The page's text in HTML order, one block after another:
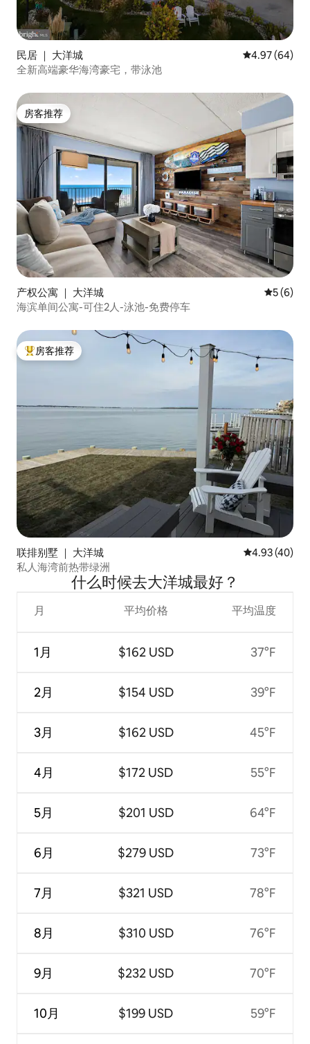
民居 ｜ 大洋城 平均评分 4.97
4.97 (64)
全新高端豪华海湾豪宅，带泳池
房客推荐
房客推荐
产权公寓 ｜ 大洋城 平均评分
5 (6)
海滨单间公寓-可住2人-泳池-免费停车
热门「房客推荐」
房客推荐
联排别墅 ｜ 大洋城 平均评分
4.93 (40)
私人海湾前热带绿洲
什么时候去大洋城最好？
月
1月
2月
3月
4月
5月
6月
7月
8月
9月
10月
平均价格
$162 USD
$154 USD
$162 USD
$172 USD
$201 USD
$279 USD
$321 USD
$310 USD
$232 USD
$199 USD
平均温度
37°F
39°F
45°F
55°F
64°F
73°F
78°F
76°F
70°F
59°F